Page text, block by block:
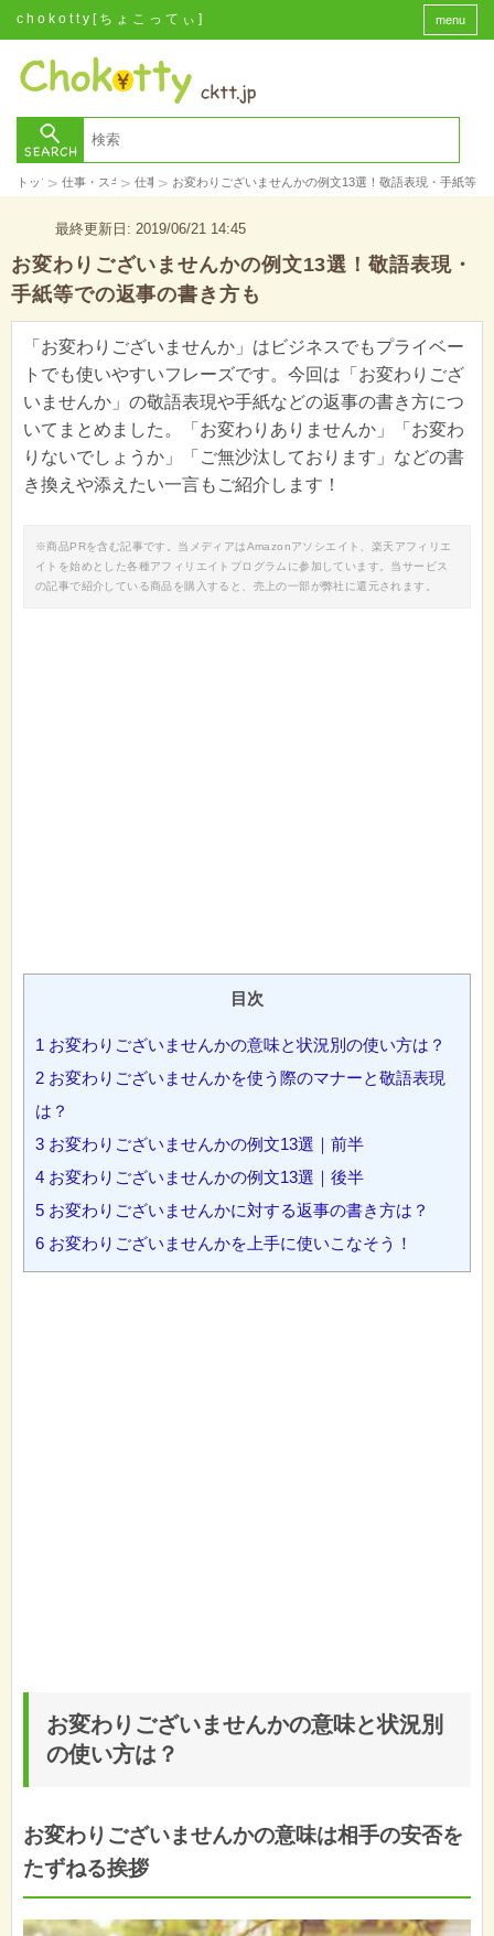
chokotty[ちょこってぃ] menu
トップ> 仕事・スキル
> 仕事> お変わりございませんかの例文13選！敬語表現・手紙等で
最終更新日: 2019/06/21 14:45
お変わりございませんかの例文13選！敬語表現・
手紙等での返事の書き方も
「お変わりございませんか」はビジネスでもプライベー
トでも使いやすいフレーズです。今回は「お変わりござ
いませんか」の敬語表現や手紙などの返事の書き方につ
いてまとめました。「お変わりありませんか」「お変わ
りないでしょうか」「ご無沙汰しております」などの書
き換えや添えたい一言もご紹介します！
※商品PRを含む記事です。当メディアはAmazonアソシエイト、楽天アフィリエ
イトを始めとした各種アフィリエイトプログラムに参加しています。当サービス
の記事で紹介している商品を購入すると、売上の一部が弊社に還元されます。
目次
1 お変わりございませんかの意味と状況別の使い方は？
2 お変わりございませんかを使う際のマナーと敬語表現
は？
3 お変わりございませんかの例文13選｜前半
4 お変わりございませんかの例文13選｜後半
5 お変わりございませんかに対する返事の書き方は？
6 お変わりございませんかを上手に使いこなそう！
お変わりございませんかの意味と状況別
の使い方は？
お変わりございませんかの意味は相手の安否を
たずねる挨拶